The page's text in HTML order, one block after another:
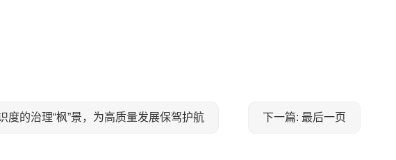
度的治理“枫”景，为高质量发展保驾护航 下一篇: 最后一页